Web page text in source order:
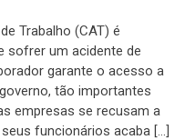
Trabalho (CAT) é
sofrer um acidente de
garante o acesso a
tão importantes
empresas se recusam a
funcionários acaba […]